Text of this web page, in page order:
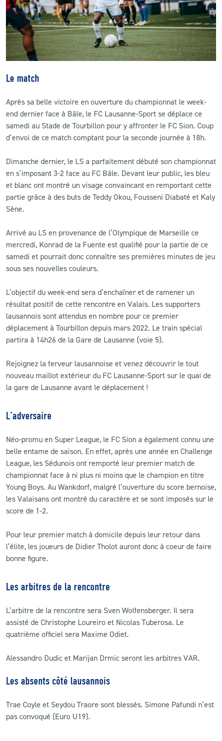
CLUB
CONTACT
ACTUALITÉS
L’APP DU LS
LS ACADEMY CAMPS
MATCH DES CELEBRITES
PRESSE ET MEDIAS
Le match
Après sa belle victoire en ouverture du championnat le week-
end dernier face à Bâle, le FC Lausanne-Sport se déplace ce
samedi au Stade de Tourbillon pour y affronter le FC Sion. Coup
d’envoi de ce match comptant pour la seconde journée à 18h.
Dimanche dernier, le LS a parfaitement débuté son championnat
en s’imposant 3-2 face au FC Bâle. Devant leur public, les bleu
et blanc ont montré un visage convaincant en remportant cette
partie grâce à des buts de Teddy Okou, Fousseni Diabaté et Kaly
Sène.
Arrivé au LS en provenance de l’Olympique de Marseille ce
mercredi, Konrad de la Fuente est qualifié pour la partie de ce
samedi et pourrait donc connaître ses premières minutes de jeu
sous ses nouvelles couleurs.
L’objectif du week-end sera d’enchaîner et de ramener un
résultat positif de cette rencontre en Valais. Les supporters
lausannois sont attendus en nombre pour ce premier
déplacement à Tourbillon depuis mars 2022. Le train spécial
partira à 14h26 de la Gare de Lausanne (voie 5).
Rejoignez la ferveur lausannoise et venez découvrir le tout
nouveau maillot extérieur du FC Lausanne-Sport sur le quai de
la gare de Lausanne avant le déplacement !
L’adversaire
Néo-promu en Super League, le FC Sion a également connu une
belle entame de saison. En effet, après une année en Challenge
League, les Sédunois ont remporté leur premier match de
championnat face à ni plus ni moins que le champion en titre
Young Boys. Au Wankdorf, malgré l’ouverture du score bernoise,
les Valaisans ont montré du caractère et se sont imposés sur le
score de 1-2.
Pour leur premier match à domicile depuis leur retour dans
l’élite, les joueurs de Didier Tholot auront donc à coeur de faire
bonne figure.
Les arbitres de la rencontre
L’arbitre de la rencontre sera Sven Wolfensberger. Il sera
assisté de Christophe Loureiro et Nicolas Tuberosa. Le
quatrième officiel sera Maxime Odiet.
Alessandro Dudic et Marijan Drmic seront les arbitres VAR.
Les absents côté lausannois
Trae Coyle et Seydou Traore sont blessés. Simone Pafundi n’est
pas convoqué (Euro U19).